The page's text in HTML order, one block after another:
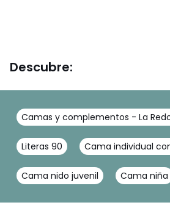
Descubre:
Camas y complementos - La
Literas 90 Cama individual
Cama nido juvenil Cama niña